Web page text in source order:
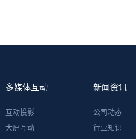
多媒体互动
互动投影
大屏互动
新闻资讯
公司动态
行业知识